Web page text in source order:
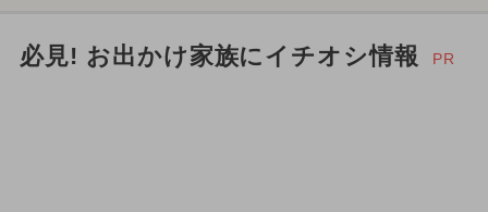
必見! お出かけ家族にイチオシ情報 PR